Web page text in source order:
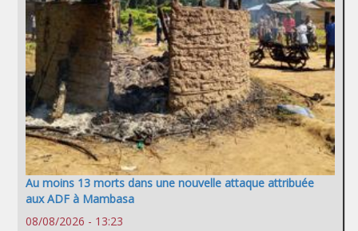
Au moins 13 morts dans une nouvelle attaque attribuée
aux ADF à Mambasa
08/08/2026 - 13:23